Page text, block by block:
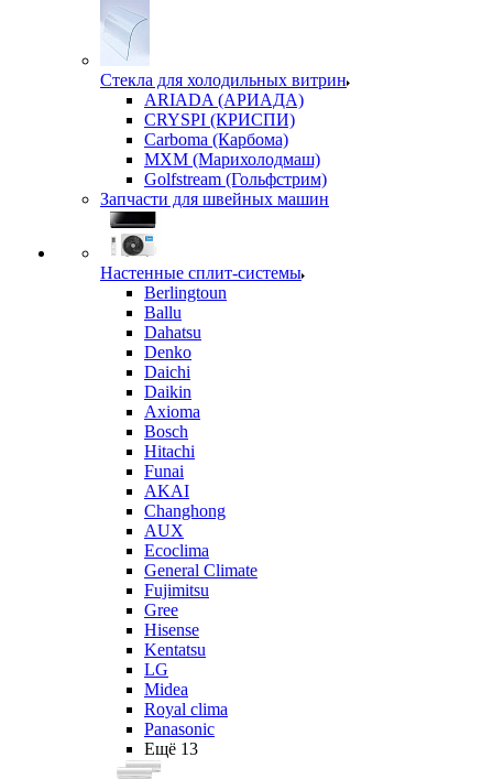
Стекла для холодильных витрин
ARIADA (АРИАДА)
CRYSPI (КРИСПИ)
Carboma (Карбома)
MXM (Марихолодмаш)
Golfstream (Гольфстрим)
Запчасти для швейных машин
Настенные сплит-системы
Berlingtoun
Ballu
Dahatsu
Denko
Daichi
Daikin
Axioma
Bosch
Hitachi
Funai
AKAI
Changhong
AUX
Ecoclima
General Climate
Fujimitsu
Gree
Hisense
Kentatsu
LG
Midea
Royal clima
Panasonic
Ещё 13